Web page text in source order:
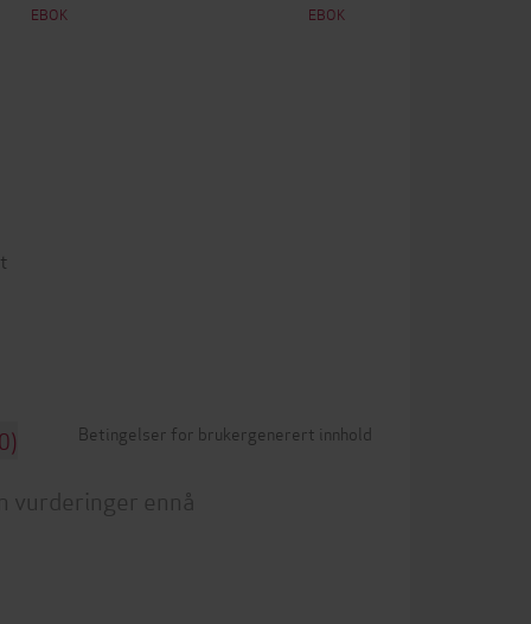
EBOK EBOK
Betingelser for brukergenerert innhold
vurderinger ennå